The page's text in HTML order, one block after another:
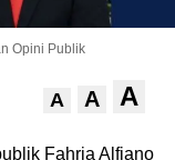
Opini Publik
A A A
Fahria Alfiano